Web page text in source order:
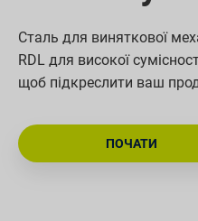
Сталь для виняткової
RDL для високої
щоб підкреслити ваш
ПОЧАТИ